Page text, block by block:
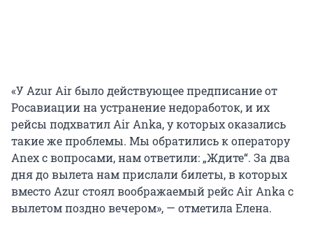
«У Azur Air было действующее предписание от
Росавиации на устранение недоработок, и их
рейсы подхватил Air Anka, у которых оказались
такие же проблемы. Мы обратились к оператору
Anex с вопросами, нам ответили: „Ждите“. За два
дня до вылета нам прислали билеты, в которых
вместо Azur стоял воображаемый рейс Air Anka с
вылетом поздно вечером», — отметила Елена.